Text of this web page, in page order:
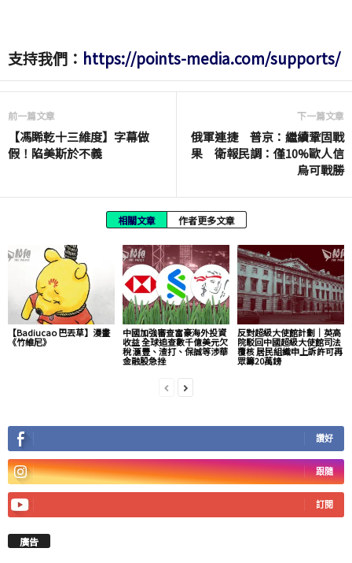
支持我們： https://points-media.com/supports/
前一篇文章
【馮睎乾十三維度】字幕做
假！陷美斯於不義
下一篇文章
俄軍連捷 普京：繼續鞏固戰
果 衛報民調：僅10%歐人信
烏可戰勝
相關文章 作者更多文章
【Badiucao 巴丟草】漫畫
《竹維尼》
中國加強審查富豪海外投資
收益 全球追查數千億美元欠
稅 滙豐、渣打、保誠等涉華
金融股急挫
反對超級大使館計劃｜英高
院駁回中國超級大使館司法
覆核 居民組織申上訴許可再
眾籌20萬鎊
讚好
跟隨
訂閱
廣告